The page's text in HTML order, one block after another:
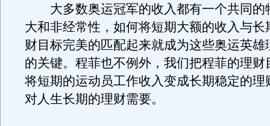
大多数奥运冠军的收入都有一个共同的
大和非经常性，如何将短期大额的收入与长
财目标完美的匹配起来就成为这些奥运英雄
的关键。程菲也不例外，我们把程菲的理财
将短期的运动员工作收入变成长期稳定的理
对人生长期的理财需要。